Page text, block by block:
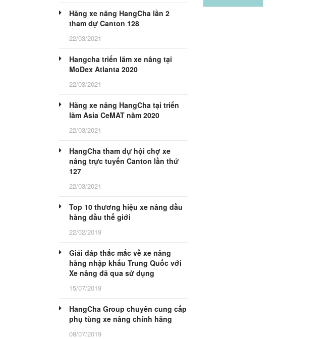
Hãng xe nâng HangCha lần 2
tham dự Canton 128
22/03/2021
Hangcha triển lãm xe nâng tại
MoDex Atlanta 2020
22/03/2021
Hãng xe nâng HangCha tại triển
lãm Asia CeMAT năm 2020
22/03/2021
HangCha tham dự hội chợ xe
nâng trực tuyến Canton lần thứ
127
22/03/2021
Top 10 thương hiệu xe nâng dầu
hàng đầu thế giới
22/02/2019
Giải đáp thắc mắc về xe nâng
hàng nhập khẩu Trung Quốc với
Xe nâng đã qua sử dụng
15/07/2019
HangCha Group chuyên cung cấp
phụ tùng xe nâng chính hãng
08/07/2019